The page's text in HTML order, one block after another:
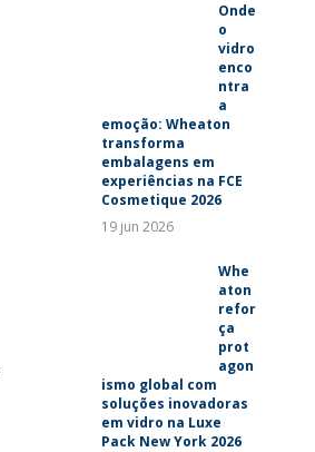
Onde
o
vidro
enco
ntra
a
emoção: Wheaton
transforma
embalagens em
experiências na FCE
Cosmetique 2026
19 jun 2026
Whe
aton
refor
ça
prot
agon
ismo global com
soluções inovadoras
em vidro na Luxe
Pack New York 2026